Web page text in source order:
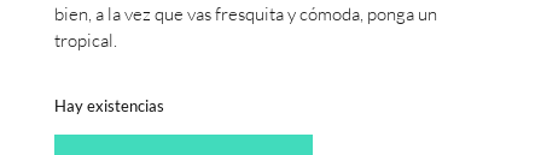
bien, a la vez que vas fresquita y cómoda, ponga un
tropical.
Hay existencias